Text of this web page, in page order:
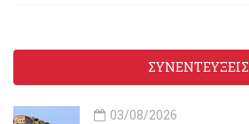
ΣΥΝΕΝΤΕΥΞΕΙΣ
03/08/2026